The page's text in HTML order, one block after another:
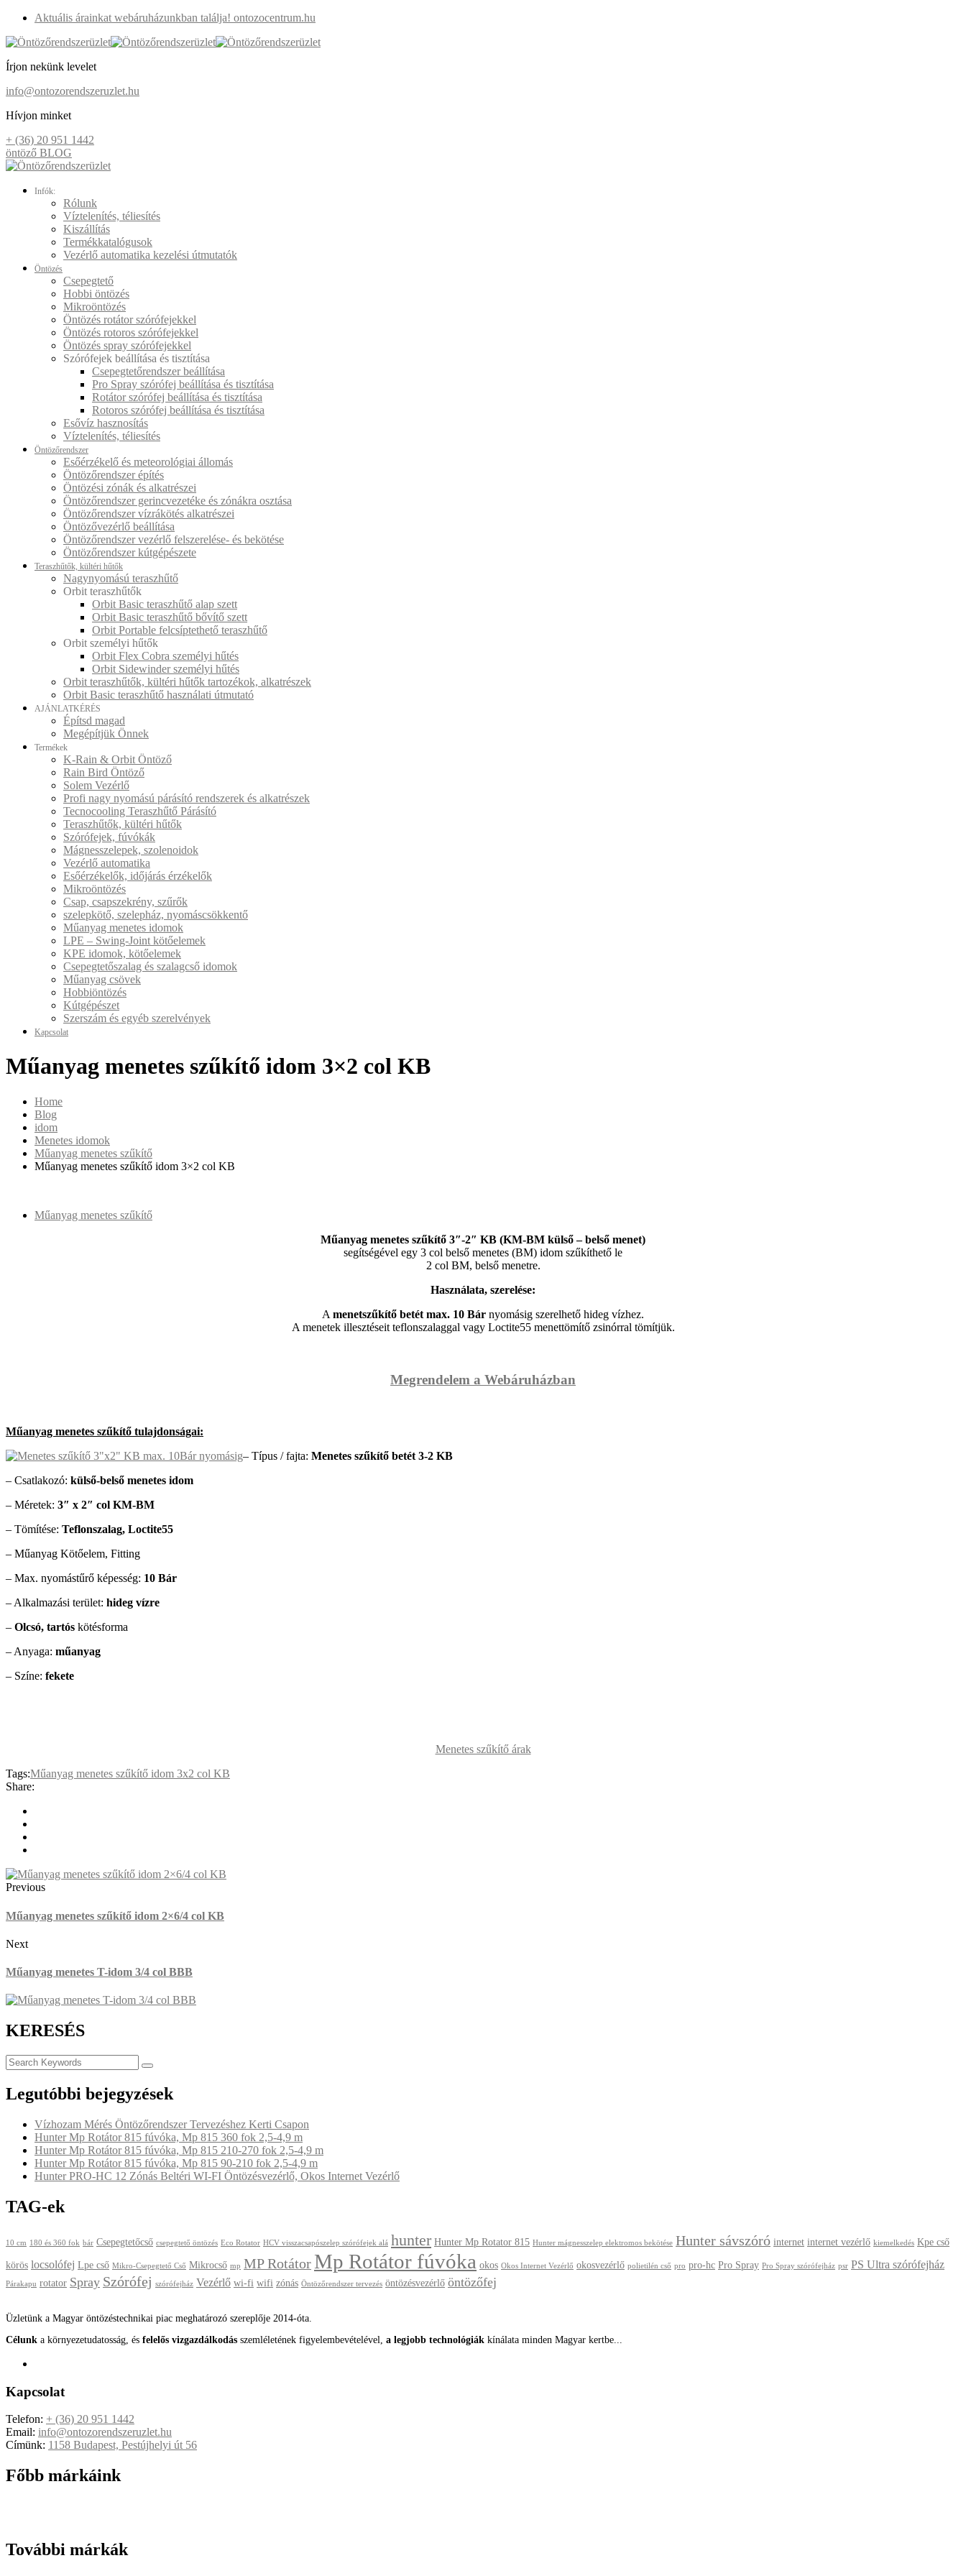
Aktuális árainkat webáruházunkban találja! ontozocentrum.hu
Írjon nekünk levelet
info@ontozorendszeruzlet.hu
Hívjon minket
+ (36) 20 951 1442
öntöző BLOG
Infók:
Rólunk
Víztelenítés, téliesítés
Kiszállítás
Termékkatalógusok
Vezérlő automatika kezelési útmutatók
Öntözés
Csepegtető
Hobbi öntözés
Mikroöntözés
Öntözés rotátor szórófejekkel
Öntözés rotoros szórófejekkel
Öntözés spray szórófejekkel
Szórófejek beállítása és tisztítása
Csepegtetőrendszer beállítása
Pro Spray szórófej beállítása és tisztítása
Rotátor szórófej beállítása és tisztítása
Rotoros szórófej beállítása és tisztítása
Esővíz hasznosítás
Víztelenítés, téliesítés
Öntözőrendszer
Esőérzékelő és meteorológiai állomás
Öntözőrendszer építés
Öntözési zónák és alkatrészei
Öntözőrendszer gerincvezetéke és zónákra osztása
Öntözőrendszer vízrákötés alkatrészei
Öntözővezérlő beállítása
Öntözőrendszer vezérlő felszerelése- és bekötése
Öntözőrendszer kútgépészete
Teraszhűtők, kültéri hűtők
Nagynyomású teraszhűtő
Orbit teraszhűtők
Orbit Basic teraszhűtő alap szett
Orbit Basic teraszhűtő bővítő szett
Orbit Portable felcsíptethető teraszhűtő
Orbit személyi hűtők
Orbit Flex Cobra személyi hűtés
Orbit Sidewinder személyi hűtés
Orbit teraszhűtők, kültéri hűtők tartozékok, alkatrészek
Orbit Basic teraszhűtő használati útmutató
AJÁNLATKÉRÉS
Építsd magad
Megépítjük Önnek
Termékek
K-Rain & Orbit Öntöző
Rain Bird Öntöző
Solem Vezérlő
Profi nagy nyomású párásító rendszerek és alkatrészek
Tecnocooling Teraszhűtő Párásító
Teraszhűtők, kültéri hűtők
Szórófejek, fúvókák
Mágnesszelepek, szolenoidok
Vezérlő automatika
Esőérzékelők, időjárás érzékelők
Mikroöntözés
Csap, csapszekrény, szűrők
szelepkötő, szelepház, nyomáscsökkentő
Műanyag menetes idomok
LPE – Swing-Joint kötőelemek
KPE idomok, kötőelemek
Csepegtetőszalag és szalagcső idomok
Műanyag csövek
Hobbiöntözés
Kútgépészet
Szerszám és egyéb szerelvények
Kapcsolat
Műanyag menetes szűkítő idom 3×2 col KB
Home
Blog
idom
Menetes idomok
Műanyag menetes szűkítő
Műanyag menetes szűkítő idom 3×2 col KB
Műanyag menetes szűkítő
Műanyag menetes szűkítő 3″-2″ KB (KM-BM külső – belső menet)
segítségével egy 3 col belső menetes (BM) idom szűkíthető le
2 col BM, belső menetre.
Használata, szerelése:
A menetszűkítő betét max. 10 Bár nyomásig szerelhető hideg vízhez.
A menetek illesztéseit teflonszalaggal vagy Loctite55 menettömítő zsinórral tömítjük.
Megrendelem a Webáruházban
Műanyag menetes szűkítő tulajdonságai:
– Típus / fajta: Menetes szűkítő betét 3-2 KB
– Csatlakozó: külső-belső menetes idom
– Méretek: 3″ x 2″ col KM-BM
– Tömítése: Teflonszalag, Loctite55
– Műanyag Kötőelem, Fitting
– Max. nyomástűrő képesség: 10 Bár
– Alkalmazási terület: hideg vízre
– Olcsó, tartós kötésforma
– Anyaga: műanyag
– Színe: fekete
Menetes szűkítő árak
Tags:Műanyag menetes szűkítő idom 3x2 col KB
Share:
Previous
Műanyag menetes szűkítő idom 2×6/4 col KB
Next
Műanyag menetes T-idom 3/4 col BBB
KERESÉS
Legutóbbi bejegyzések
Vízhozam Mérés Öntözőrendszer Tervezéshez Kerti Csapon
Hunter Mp Rotátor 815 fúvóka, Mp 815 360 fok 2,5-4,9 m
Hunter Mp Rotátor 815 fúvóka, Mp 815 210-270 fok 2,5-4,9 m
Hunter Mp Rotátor 815 fúvóka, Mp 815 90-210 fok 2,5-4,9 m
Hunter PRO-HC 12 Zónás Beltéri WI-FI Öntözésvezérlő, Okos Internet Vezérlő
TAG-ek
10 cm 180 és 360 fok bár Csepegtetőcső csepegtető öntözés Eco Rotator HCV visszacsapószelep szórófejek alá hunter Hunter Mp Rotator 815 Hunter mágnesszelep elektromos bekötése Hunter sávszóró internet internet vezérlő kiemelkedés Kpe cső
körös locsolófej Lpe cső Mikro-Csepegtető Cső Mikrocső mp MP Rotátor Mp Rotátor fúvóka okos Okos Internet Vezérlő okosvezérlő polietilén cső pro pro-hc Pro Spray Pro Spray szórófejház psr PS Ultra szórófejház
Párakapu rotator Spray Szórófej szórófejház Vezérlő wi-fi wifi zónás Öntözőrendszer tervezés öntözésvezérlő öntözőfej
Üzletünk a Magyar öntözéstechnikai piac meghatározó szereplője 2014-óta.
Célunk a környezetudatosság, és felelős vizgazdálkodás szemléletének figyelembevételével, a legjobb technológiák kínálata minden Magyar kertbe...
Kapcsolat
Telefon: + (36) 20 951 1442
Email: info@ontozorendszeruzlet.hu
Címünk: 1158 Budapest, Pestújhelyi út 56
Főbb márkáink
További márkák